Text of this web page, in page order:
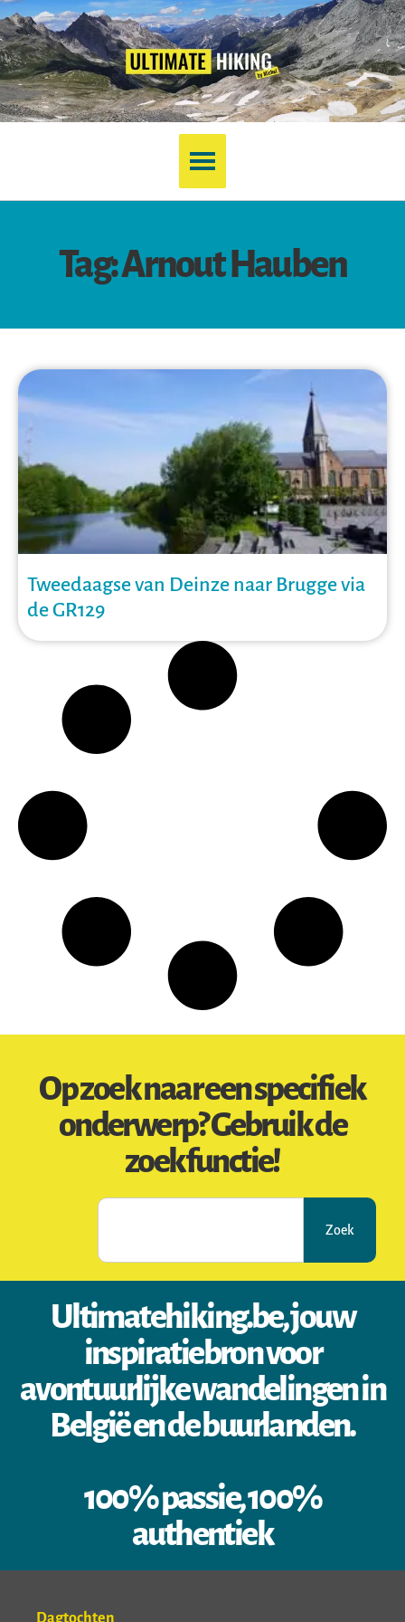
Tag: Arnout Hauben
Tweedaagse van Deinze naar Brugge via
de GR129
Op zoek naar een specifiek
onderwerp? Gebruik de
zoekfunctie!
Zoek
Ultimatehiking.be, jouw
inspiratiebron voor
avontuurlijke wandelingen in
België en de buurlanden.
100% passie, 100%
authentiek
Dagtochten